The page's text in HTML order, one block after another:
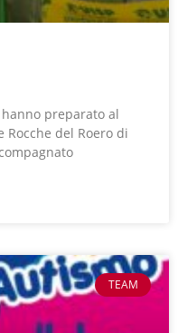
preparato al
del Roero di
TEAM